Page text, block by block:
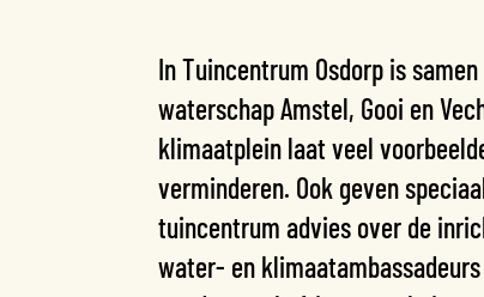
In Tuincentrum Osdorp is
waterschap Amstel, Gooi en
klimaatplein laat veel
verminderen. Ook geven
tuincentrum advies over de
water- en